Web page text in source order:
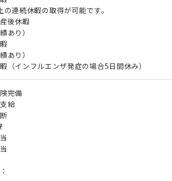
連続休暇の取得が可能です。
後休暇
あり）
あり）
（インフルエンザ発症の場合5日間休み）
完備
給